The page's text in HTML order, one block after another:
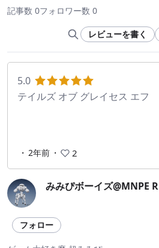
記事数 0フォロワー数 0
レビューを書く
5.0
テイルズ オブ グレイセス エフ
・ 2年前 ・ 2
みみぴボーイズ@MNPE R
フォロー